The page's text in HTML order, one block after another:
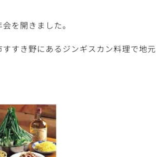
を開きました。
すき野にあるジンギスカン料理で地元